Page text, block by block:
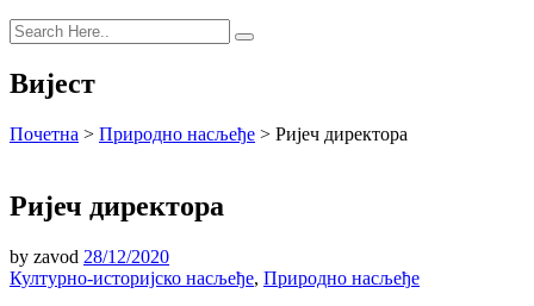
Вијест
Почетна > Природно насљеђе > Ријеч директора
Ријеч директора
by zavod 28/12/2020
Културно-историјско насљеђе, Природно насљеђе